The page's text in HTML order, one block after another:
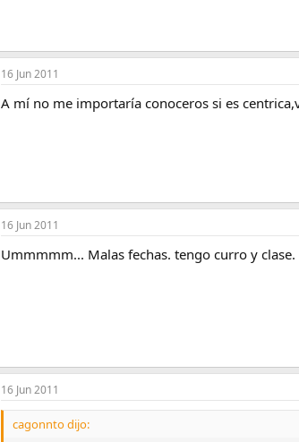
16 Jun 2011
A mí no me importaría conoceros si es
16 Jun 2011
Ummmmm... Malas fechas. tengo curro y
16 Jun 2011
cagonnto dijo: